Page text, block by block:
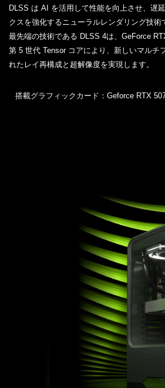
DLSS は AI を活用して性能を向上させ、遅
クスを強化するニューラルレンダリング技術
最先端の技術である DLSS 4は、GeForce
第 5 世代 Tensor コアにより、新しいマルチ
れたレイ再構成と超解像度を実現します。
搭載グラフィックカード：Geforce RTX